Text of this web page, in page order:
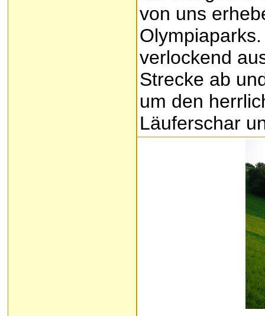
von uns
verlockend
Strecke ab
um den
Läuferschar